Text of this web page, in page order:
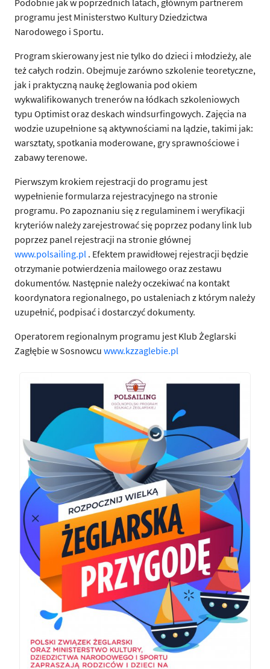
programu jest Ministerstwo Kultury Dziedzictwa
Narodowego i Sportu.
Program skierowany jest nie tylko do dzieci i młodzieży, ale
też całych rodzin. Obejmuje zarówno szkolenie teoretyczne,
jak i praktyczną naukę żeglowania pod okiem
wykwalifikowanych trenerów na łódkach szkoleniowych
typu Optimist oraz deskach windsurfingowych. Zajęcia na
wodzie uzupełnione są aktywnościami na lądzie, takimi jak:
warsztaty, spotkania moderowane, gry sprawnościowe i
zabawy terenowe.
Pierwszym krokiem rejestracji do programu jest
wypełnienie formularza rejestracyjnego na stronie
programu. Po zapoznaniu się z regulaminem i weryfikacji
kryteriów należy zarejestrować się poprzez podany link lub
poprzez panel rejestracji na stronie głównej
www.polsailing.pl . Efektem prawidłowej rejestracji będzie
otrzymanie potwierdzenia mailowego oraz zestawu
dokumentów. Następnie należy oczekiwać na kontakt
koordynatora regionalnego, po ustaleniach z którym należy
uzupełnić, podpisać i dostarczyć dokumenty.
Operatorem regionalnym programu jest Klub Żeglarski
Zagłębie w Sosnowcu www.kzzaglebie.pl